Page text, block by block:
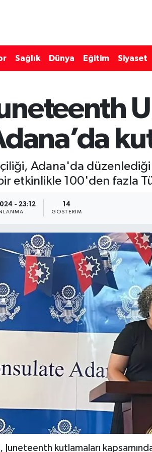
Sağlık Dünya Eğitim Siyaset
Adana'da
etkinlikle 100'den fazla
- 23:12 14
GÖSTERIM
kutlamaları